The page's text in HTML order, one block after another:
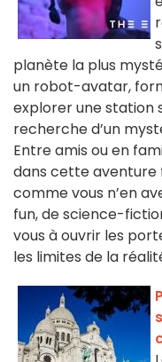
planète la plus
un robot-avatar,
explorer une station
recherche d’un
Entre amis ou en
dans cette
comme vous n’en
fun, de science-
vous à ouvrir les
les limites de la